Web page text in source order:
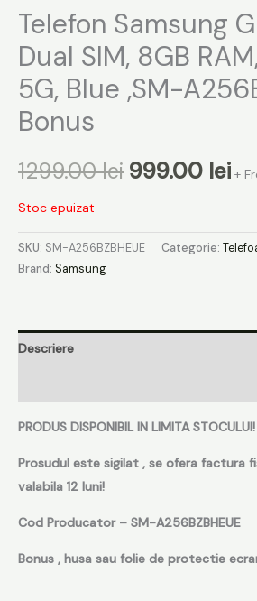
Telefon Samsung
Dual SIM, 8GB
5G, Blue ,SM-
Bonus
1299.00lei 999.00 lei +
Stoc epuizat
SKU: SM-A256BZBHEUE Categorie:
Brand: Samsung
Descriere
PRODUS DISPONIBIL IN LIMITA STOCULUI!
Prosudul este sigilat , se ofera factura
valabila 12 luni!
Cod Producator – SM-A256BZBHEUE
Bonus , husa sau folie de protectie